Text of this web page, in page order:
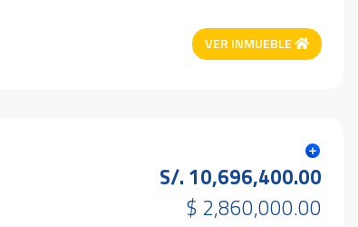
VER INMUEBLE
S/. 10,696,400.00
$ 2,860,000.00